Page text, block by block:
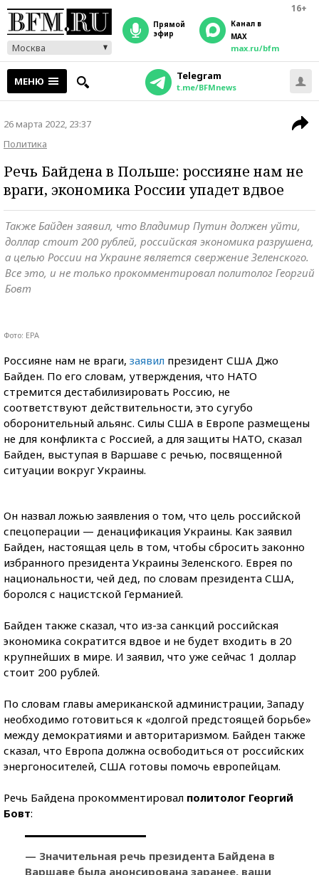
16+
Москва
прямой
эфир
Канал в
MAX
max.ru/bfm
МЕНЮ Telegram
t.me/BFMnews
26 марта 2022, 23:37
Политика
Речь Байдена в Польше: россияне нам не
враги, экономика России упадет вдвое
Также Байден заявил, что Владимир Путин должен уйти,
доллар стоит 200 рублей, российская экономика разрушена,
а целью России на Украине является свержение Зеленского.
Все это, и не только прокомментировал политолог Георгий
Бовт
Фото: EPA
Россияне нам не враги, заявил президент США Джо
Байден. По его словам, утверждения, что НАТО
стремится дестабилизировать Россию, не
соответствуют действительности, это сугубо
оборонительный альянс. Силы США в Европе размещены
не для конфликта с Россией, а для защиты НАТО, сказал
Байден, выступая в Варшаве с речью, посвященной
ситуации вокруг Украины.
Он назвал ложью заявления о том, что цель российской
спецоперации — денацификация Украины. Как заявил
Байден, настоящая цель в том, чтобы сбросить законно
избранного президента Украины Зеленского. Еврея по
национальности, чей дед, по словам президента США,
боролся с нацистской Германией.
Байден также сказал, что из-за санкций российская
экономика сократится вдвое и не будет входить в 20
крупнейших в мире. И заявил, что уже сейчас 1 доллар
стоит 200 рублей.
По словам главы американской администрации, Западу
необходимо готовиться к «долгой предстоящей борьбе»
между демократиями и авторитаризмом. Байден также
сказал, что Европа должна освободиться от российских
энергоносителей, США готовы помочь европейцам.
Речь Байдена прокомментировал политолог Георгий
Бовт:
— Значительная речь президента Байдена в
Варшаве была анонсирована заранее, ваши